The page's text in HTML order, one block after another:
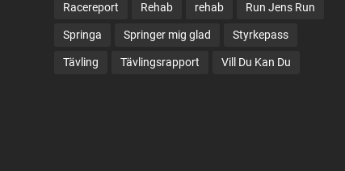
Racereport Rehab rehab Run Jens Run
Springa Springer mig glad Styrkepass
Tävling Tävlingsrapport Vill Du Kan Du